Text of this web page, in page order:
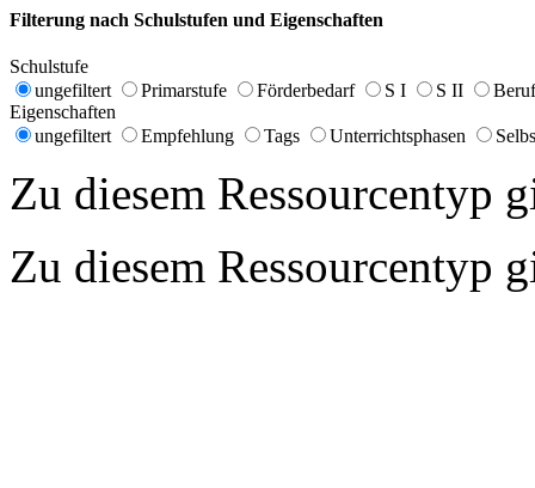
Filterung nach Schulstufen und Eigenschaften
Schulstufe
ungefiltert
Primarstufe Förderbedarf S I S II
Eigenschaften
ungefiltert
Empfehlung Tags Unterrichtsphasen
Zu diesem Ressourcentyp
Zu diesem Ressourcentyp